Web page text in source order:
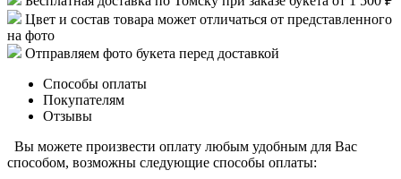
Цвет и состав товара может отличаться от представленного
на фото
Отправляем фото букета перед доставкой
Способы оплаты
Покупателям
Отзывы
Вы можете произвести оплату любым удобным для Вас
способом, возможны следующие способы оплаты: